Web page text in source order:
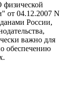
физической
от 04.12.2007 N
России,
важно для
обеспечению